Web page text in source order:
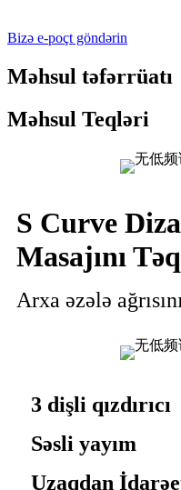
Bizə e-poçt göndərin
Məhsul təfərrüatı
Məhsul Teqləri
S Curve
Masajını
Arxa əzələ
3 dişli qızdırıcı
Səsli yayım
Uzaqdan